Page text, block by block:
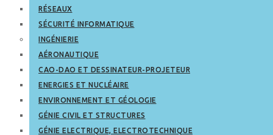
RÉSEAUX
SÉCURITÉ INFORMATIQUE
INGÉNIERIE
AÉRONAUTIQUE
CAO-DAO ET DESSINATEUR-PROJETEUR
ENERGIES ET NUCLÉAIRE
ENVIRONNEMENT ET GÉOLOGIE
GÉNIE CIVIL ET STRUCTURES
GÉNIE ELECTRIQUE, ELECTROTECHNIQUE